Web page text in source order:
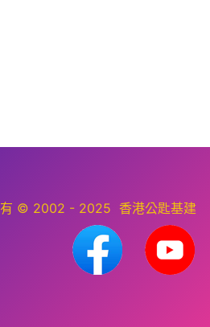
© 2002 - 2025 香港公匙基建